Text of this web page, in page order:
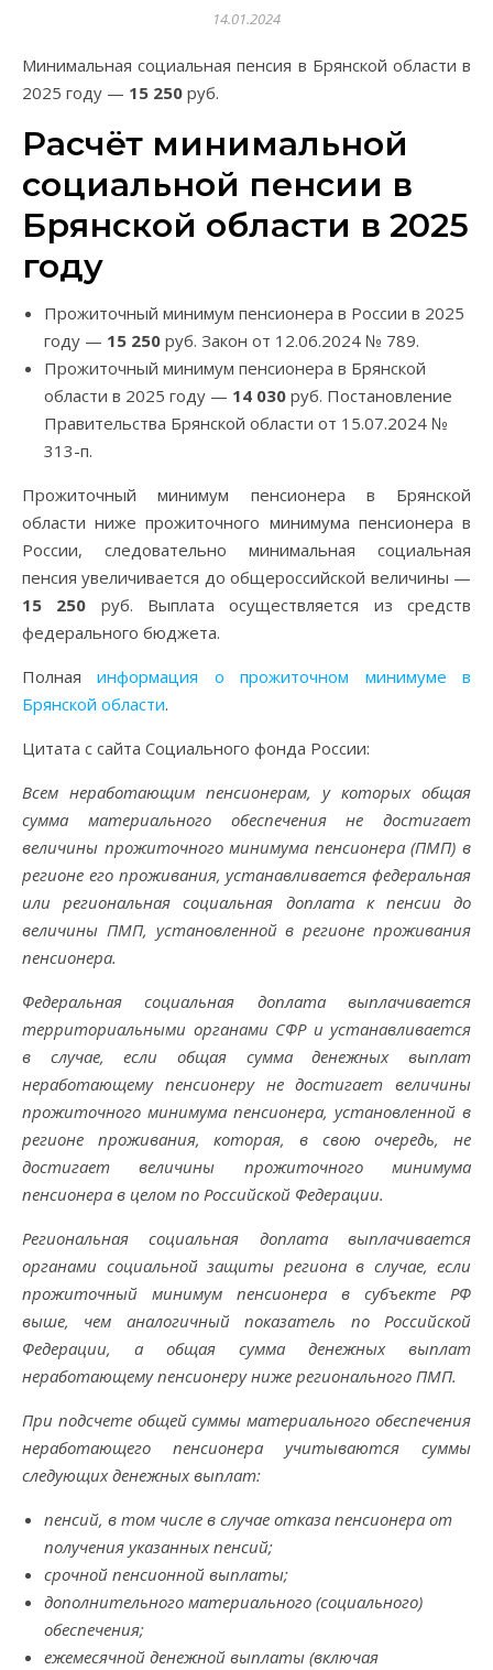
14.01.2024
Минимальная социальная пенсия в Брянской области в
2025 году — 15 250 руб.
Расчёт минимальной
социальной пенсии в
Брянской области в 2025
году
Прожиточный минимум пенсионера в России в 2025
году — 15 250 руб. Закон от 12.06.2024 № 789.
Прожиточный минимум пенсионера в Брянской
области в 2025 году — 14 030 руб. Постановление
Правительства Брянской области от 15.07.2024 №
313-п.
Прожиточный минимум пенсионера в Брянской
области ниже прожиточного минимума пенсионера в
России, следовательно минимальная социальная
пенсия увеличивается до общероссийской величины —
15 250 руб. Выплата осуществляется из средств
федерального бюджета.
Полнаяинформация о прожиточном минимуме в
Брянской области.
Цитата с сайта Социального фонда России:
Всем неработающим пенсионерам, у которых общая
сумма материального обеспечения не достигает
величины прожиточного минимума пенсионера (ПМП) в
регионе его проживания, устанавливается федеральная
или региональная социальная доплата к пенсии до
величины ПМП, установленной в регионе проживания
пенсионера.
Федеральная социальная доплата выплачивается
территориальными органами СФР и устанавливается
в случае, если общая сумма денежных выплат
неработающему пенсионеру не достигает величины
прожиточного минимума пенсионера, установленной в
регионе проживания, которая, в свою очередь, не
достигает величины прожиточного минимума
пенсионера в целом по Российской Федерации.
Региональная социальная доплата выплачивается
органами социальной защиты региона в случае, если
прожиточный минимум пенсионера в субъекте РФ
выше, чем аналогичный показатель по Российской
Федерации, а общая сумма денежных выплат
неработающему пенсионеру ниже регионального ПМП.
При подсчете общей суммы материального обеспечения
неработающего пенсионера учитываются суммы
следующих денежных выплат:
пенсий, в том числе в случае отказа пенсионера от
получения указанных пенсий;
срочной пенсионной выплаты;
дополнительного материального (социального)
обеспечения;
ежемесячной денежной выплаты (включая